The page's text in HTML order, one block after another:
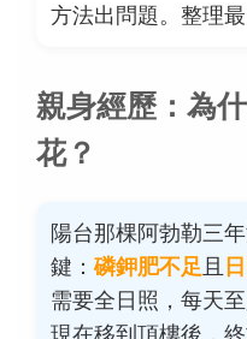
方法出問題。整理
親身經歷：為
花？
陽台那棵阿勃勒三
鍵：磷鉀肥不足 且
需要全日照，每天
現在移到頂樓後，